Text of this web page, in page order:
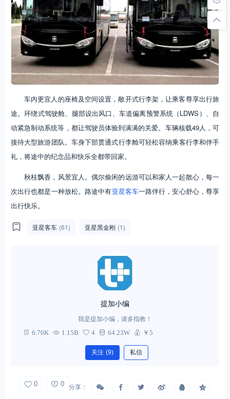
车内更宜人的座椅及空间设置，敞开式行李架，让乘客尊享出行旅
途。环绕式驾驶舱、腿部设出风口、车道偏离预警系统（LDWS）、自
动紧急制动系统等，都让驾驶员体验到满满的关爱。车辆核载49人，可
接待大型旅游团队。车身下部贯通式行李舱可轻松容纳乘客行李和伴手
礼，将途中的纪念品和快乐全都带回家。
秋桂飘香，风景宜人。偶尔偷闲的远游可以和家人一起散心，每一
次出行也都是一种放松。路途中有亚星客车一路伴行，安心舒心，尊享
出行快乐。
亚星客车 (61) 亚星黑金刚 (1)
提加小编
我是提加小编，请多指教！
6.70K 1.15B 4 64.23W ￥5
关注 (9) 私信
0 0 分享：